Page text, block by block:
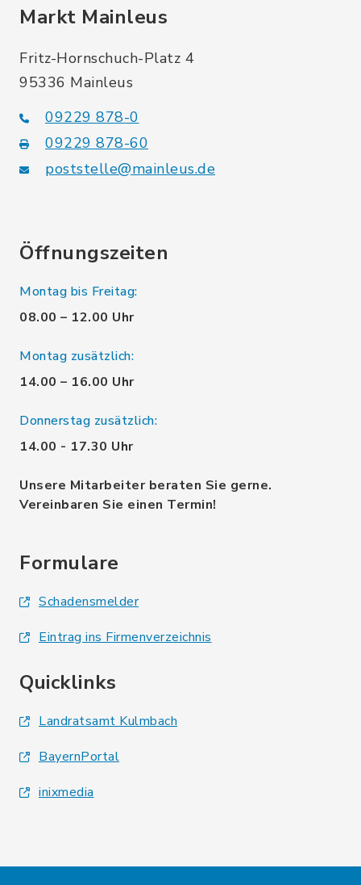
Markt Mainleus
Fritz-Hornschuch-Platz 4
95336 Mainleus
09229 878-0
09229 878-60
poststelle@mainleus.de
Öffnungszeiten
Montag bis Freitag:
08.00 – 12.00 Uhr
Montag zusätzlich:
14.00 – 16.00 Uhr
Donnerstag zusätzlich:
14.00 - 17.30 Uhr
Unsere Mitarbeiter beraten Sie gerne.
Vereinbaren Sie einen Termin!
Formulare
Schadensmelder
Eintrag ins Firmenverzeichnis
Quicklinks
Landratsamt Kulmbach
BayernPortal
inixmedia